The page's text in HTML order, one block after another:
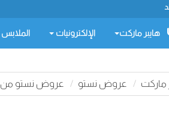
هايبر ماركت الإلكترونيات الملابس
ماركت عروض نستو عروض نستو من 03 إلى 04 مايو 2026